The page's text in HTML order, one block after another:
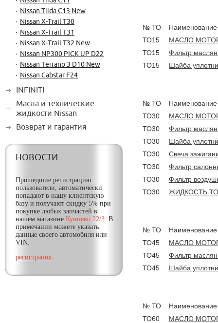
№ ТО
Наименование
ТО15
МАСЛО
ТО15
Фильтр
ТО15
Шайба
№ ТО
Наименование
ТО30
МАСЛО
ТО30
Фильтр
ТО30
Шайба
ТО30
Свеча
ТО30
Фильтр
ТО30
Фильтр
ТО30
ЖИДКОСТЬ
№ ТО
Наименование
ТО45
МАСЛО
ТО45
Фильтр
ТО45
Шайба
№ ТО
Наименование
ТО60
МАСЛО
Nissan Tiida C13 New
Nissan X-Trail T30
Nissan X-Trail T31
Nissan X-Trail T32 New
Nissan NP300 PICK UP D22
Nissan Terrano 3 D10 New
Nissan Cabstar F24
INFINITI
Масла и технические
жидкости Nissan
Возврат и гарантия
НОВОСТИ
Прошедшие регистрацию
пользователи, автоматически
попадают в нашу клиентскую
базу и получают скидку 5% при
покупке любых запчастей в
нашем магазине Кунцево 22/3. В
примечании можете указать
данные своего автомобиля или
VIN.
регистрация